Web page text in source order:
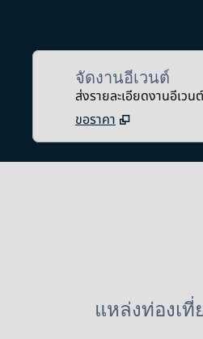
จัดงานอีเวนต์
ส่งรายละเอียดงานอีเว
ขอราคา
แหล่งท่องเที่